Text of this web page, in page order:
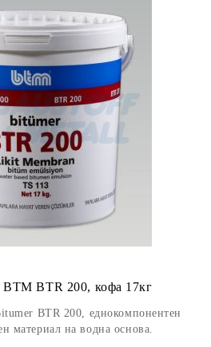
BTR 200, кофа 17кг
BTR 200, еднокомпонентен
материал на водна основа.